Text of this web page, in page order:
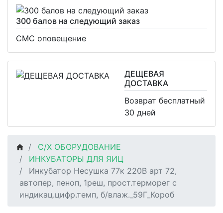
300 балов на следующий заказ
СМС оповещение
ДЕЩЕВАЯ
ДОСТАВКА
Возврат бесплатный
30 дней
С/Х ОБОРУДОВАНИЕ
ИНКУБАТОРЫ ДЛЯ ЯИЦ
Инкубатор Несушка 77к 220В арт 72,
автопер, пеноп, 1реш, прост.терморег с
индикац.цифр.темп, б/влаж._59Г_Короб